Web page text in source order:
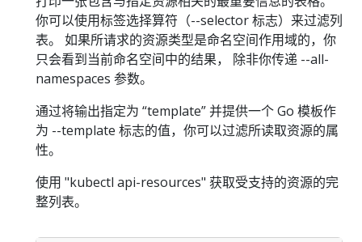
你可以使用标签选择算符（--selector 标志）来过滤列
表。 如果所请求的资源类型是命名空间作用域的，你
只会看到当前命名空间中的结果， 除非你传递 --all-
namespaces 参数。
通过将输出指定为 “template” 并提供一个 Go 模板作
为 --template 标志的值，你可以过滤所读取资源的属
性。
使用 "kubectl api-resources" 获取受支持的资源的完
整列表。